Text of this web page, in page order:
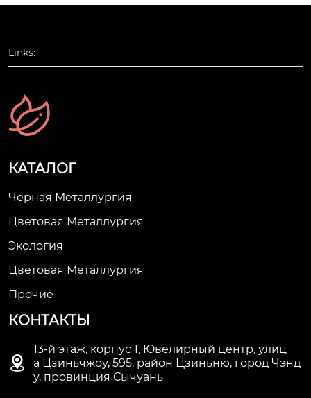
Links:
КАТАЛОГ
Черная Металлургия
Цветовая Металлургия
Экология
Цветовая Металлургия
Прочие
КОНТАКТЫ

13-й этаж, корпус 1, Ювелирный центр, улиц
а Цзиньчжоу, 595, район Цзиньню, город Чэнд
у, провинция Сычуань